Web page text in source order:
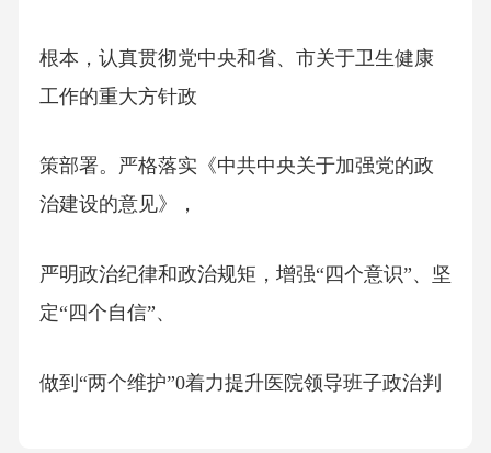
根本，认真贯彻党中央和省、市关于卫生健康
工作的重大方针政
策部署。严格落实《中共中央关于加强党的政
治建设的意见》，
严明政治纪律和政治规矩，增强“四个意识”、坚
定“四个自信”、
做到“两个维护”0着力提升医院领导班子政治判